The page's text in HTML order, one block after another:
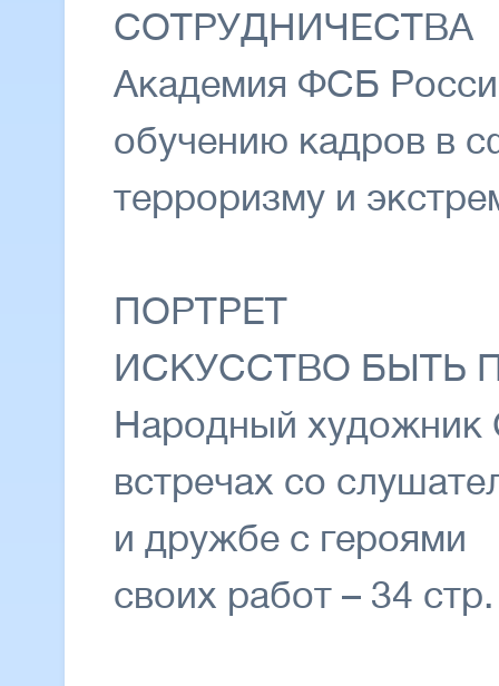
СОТРУДНИЧЕСТВА
Академия ФСБ
обучению кадров в
терроризму и
ПОРТРЕТ
ИСКУССТВО БЫТЬ
Народный
встречах со
и дружбе с героями
своих работ – 34 стр.